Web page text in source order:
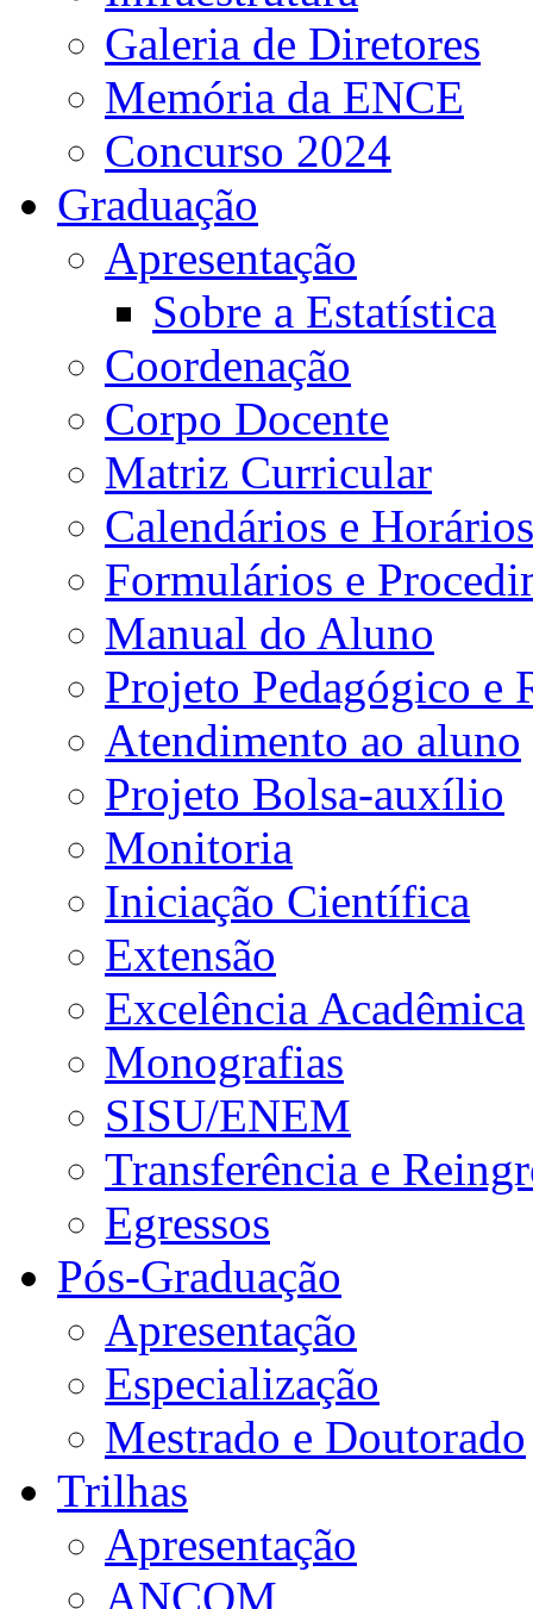
Galeria de Diretores
Memória da ENCE
Concurso 2024
Graduação
Apresentação
Sobre a Estatística
Coordenação
Corpo Docente
Matriz Curricular
Calendários e Horários
Formulários e
Manual do Aluno
Projeto Pedagógico e
Atendimento ao aluno
Projeto Bolsa-auxílio
Monitoria
Iniciação Científica
Extensão
Excelência Acadêmica
Monografias
SISU/ENEM
Transferência e
Egressos
Pós-Graduação
Apresentação
Especialização
Mestrado e Doutorado
Trilhas
Apresentação
ANCOM